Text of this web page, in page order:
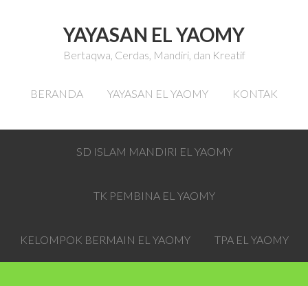
YAYASAN EL YAOMY
Bertaqwa, Cerdas, Mandiri, dan Kreatif
BERANDA YAYASAN EL YAOMY KONTAK
SD ISLAM MANDIRI EL YAOMY
TK PEMBINA EL YAOMY
KELOMPOK BERMAIN EL YAOMY TPA EL YAOMY